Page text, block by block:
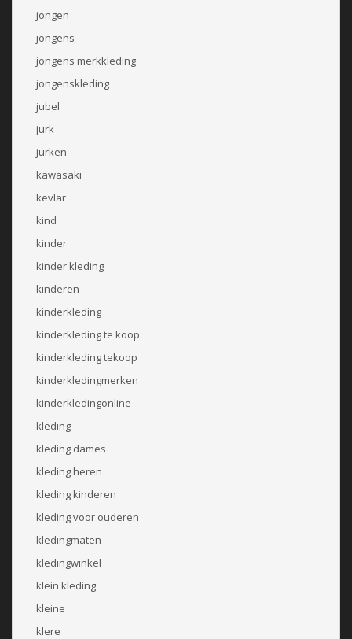
jongen
jongens
jongens merkkleding
jongenskleding
jubel
jurk
jurken
kawasaki
kevlar
kind
kinder
kinder kleding
kinderen
kinderkleding
kinderkleding te koop
kinderkleding tekoop
kinderkledingmerken
kinderkledingonline
kleding
kleding dames
kleding heren
kleding kinderen
kleding voor ouderen
kledingmaten
kledingwinkel
klein kleding
kleine
klere